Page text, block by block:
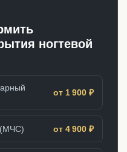
ногтевой
от 1 900 ₽
(МЧС) от 4 900 ₽